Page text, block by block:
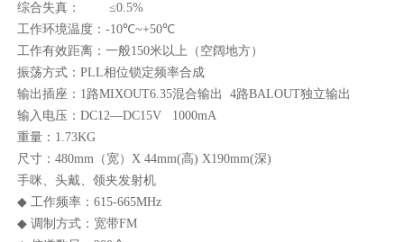
综合失真： ≤0.5%
工作环境温度：-10℃~+50℃
工作有效距离：一般150米以上（空阔地方）
振荡方式：PLL相位锁定频率合成
输出插座：1路MIXOUT6.35混合输出 4路BALOUT独立输出
输入电压：DC12—DC15V 1000mA
重量：1.73KG
尺寸：480mm（宽）X 44mm(高) X190mm(深)
手咪、头戴、领夹发射机
◆ 工作频率：615-665MHz
◆ 调制方式：宽带FM